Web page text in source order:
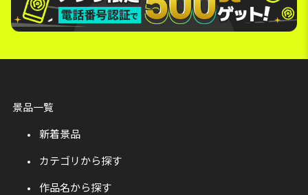
景品一覧
新着景品
カテゴリから探す
作品名から探す